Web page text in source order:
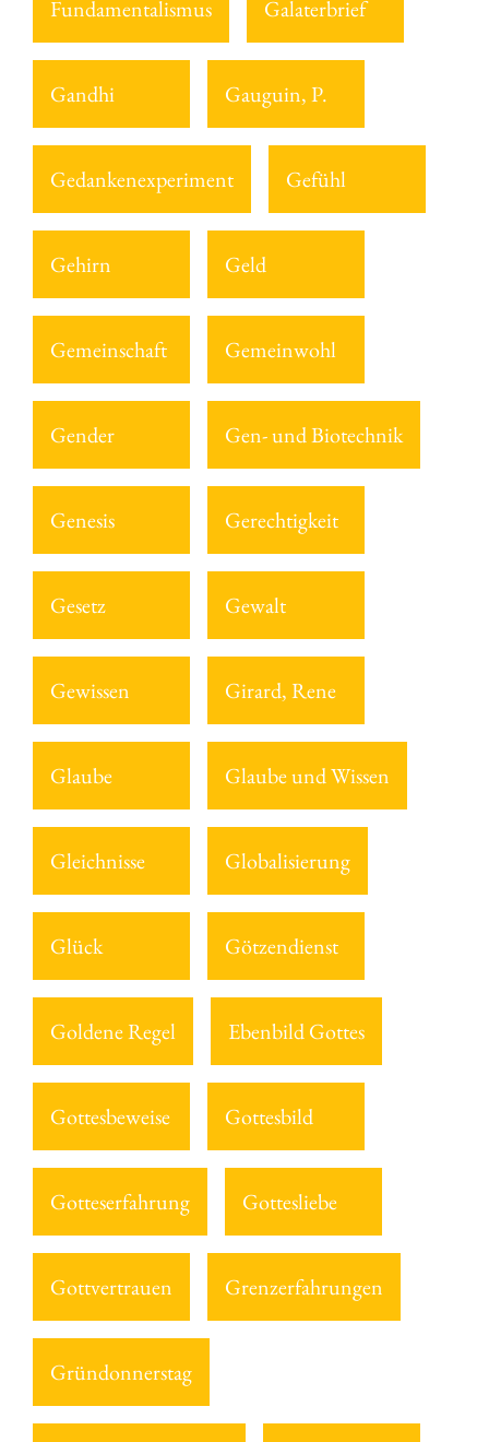
Fundamentalismus Galaterbrief
Gandhi Gauguin, P.
Gedankenexperiment Gefühl
Gehirn Geld
Gemeinschaft Gemeinwohl
Gender Gen- und Biotechnik
Genesis Gerechtigkeit
Gesetz Gewalt
Gewissen Girard, Rene
Glaube Glaube und Wissen
Gleichnisse Globalisierung
Glück Götzendienst
Goldene Regel Ebenbild Gottes
Gottesbeweise Gottesbild
Gotteserfahrung Gottesliebe
Gottvertrauen Grenzerfahrungen
Gründonnerstag